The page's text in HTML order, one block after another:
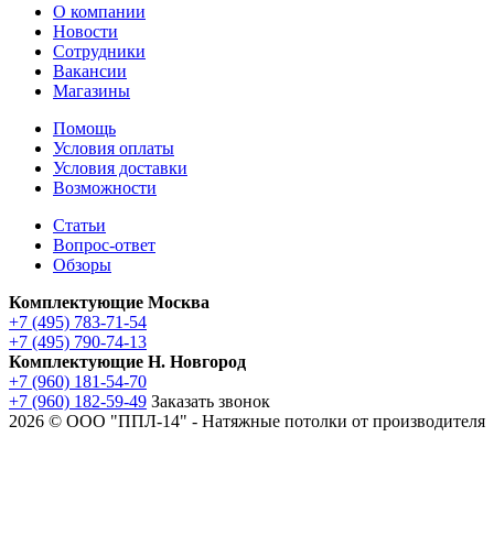
О компании
Новости
Сотрудники
Вакансии
Магазины
Помощь
Условия оплаты
Условия доставки
Возможности
Статьи
Вопрос-ответ
Обзоры
Комплектующие Москва
+7 (495) 783-71-54
+7 (495) 790-74-13
Комплектующие Н. Новгород
+7 (960) 181-54-70
+7 (960) 182-59-49 Заказать звонок
2026 © ООО "ППЛ-14" - Натяжные потолки от производителя